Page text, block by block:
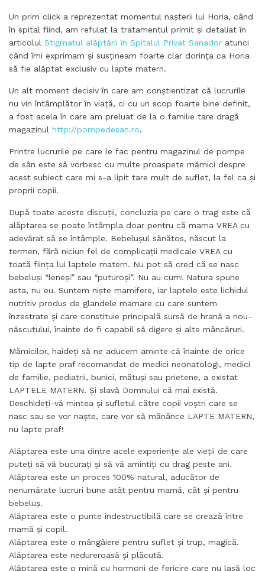
Un prim click a reprezentat momentul nașterii lui Horia, când
în spital fiind, am refulat la tratamentul primit și detaliat în
articolul Stigmatul alăptării în Spitalul Privat Sanador atunci
când îmi exprimam și susțineam foarte clar dorința ca Horia
să fie alăptat exclusiv cu lapte matern.
Un alt moment decisiv în care am conștientizat că lucrurile
nu vin întâmplător în viață, ci cu un scop foarte bine definit,
a fost acela în care am preluat de la o familie tare dragă
magazinul http://pompedesan.ro.
Printre lucrurile pe care le fac pentru magazinul de pompe
de sân este să vorbesc cu multe proaspete mămici despre
acest subiect care mi s-a lipit tare mult de suflet, la fel ca și
proprii copii.
După toate aceste discuții, concluzia pe care o trag este că
alăptarea se poate întâmpla doar pentru că mama VREA cu
adevărat să se întâmple. Bebelușul sănătos, născut la
termen, fără niciun fel de complicații medicale VREA cu
toată ființa lui laptele matern. Nu pot să cred că se nasc
bebeluși “leneși” sau “puturoși”. Nu au cum! Natura spune
asta, nu eu. Suntem niște mamifere, iar laptele este lichidul
nutritiv produs de glandele mamare cu care suntem
înzestrate și care constituie principală sursă de hrană a nou-
născutului, înainte de fi capabil să digere și alte mâncăruri.
Mămicilor, haideți să ne aducem aminte că înainte de orice
tip de lapte praf recomandat de medici neonatologi, medici
de familie, pediatrii, bunici, mătuși sau prietene, a existat
LAPTELE MATERN. Și slavă Domnului că mai există.
Deschideți-vă mintea și sufletul către copii voștri care se
nasc sau se vor naște, care vor să mănânce LAPTE MATERN,
nu lapte praf!
Alăptarea este una dintre acele experiențe ale vieții de care
puteți să vă bucurați și să vă amintiți cu drag peste ani.
Alăptarea este un proces 100% natural, aducător de
nenumărate lucruri bune atât pentru mamă, cât și pentru
bebeluș.
Alăptarea este o punte indestructibilă care se crează între
mamă și copil.
Alăptarea este o mângâiere pentru suflet și trup, magică.
Alăptarea este nedureroasă și plăcută.
Alăptarea este o mină cu hormoni de fericire care nu lasă loc